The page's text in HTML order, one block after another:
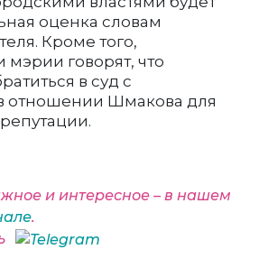
оценка словам
Кроме того,
мэрии говорят, что
в суд с
отношении Шмакова для
и интересное – в нашем
.